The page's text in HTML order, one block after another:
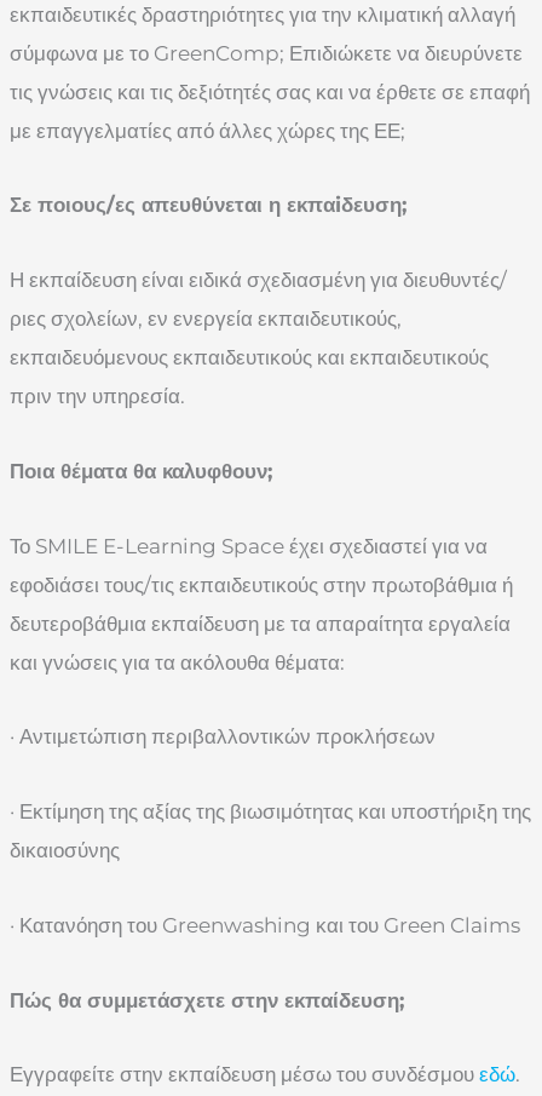
εκπαιδευτικές δραστηριότητες για την κλιματική αλλαγή
σύμφωνα με το GreenComp; Επιδιώκετε να διευρύνετε
τις γνώσεις και τις δεξιότητές σας και να έρθετε σε επαφή
με επαγγελματίες από άλλες χώρες της ΕΕ;
Σε ποιους/ες απευθύνεται η εκπαiδευση;
Η εκπαίδευση είναι ειδικά σχεδιασμένη για διευθυντές/
ριες σχολείων, εν ενεργεία εκπαιδευτικούς,
εκπαιδευόμενους εκπαιδευτικούς και εκπαιδευτικούς
πριν την υπηρεσία.
Ποια θέματα θα καλυφθουν;
Το SMILE E-Learning Space έχει σχεδιαστεί για να
εφοδιάσει τους/τις εκπαιδευτικούς στην πρωτοβάθμια ή
δευτεροβάθμια εκπαίδευση με τα απαραίτητα εργαλεία
και γνώσεις για τα ακόλουθα θέματα:
· Αντιμετώπιση περιβαλλοντικών προκλήσεων
· Εκτίμηση της αξίας της βιωσιμότητας και υποστήριξη της
δικαιοσύνης
· Κατανόηση του Greenwashing και του Green Claims
Πώς θα συμμετάσχετε στην εκπαίδευση;
Εγγραφείτε στην εκπαίδευση μέσω του συνδέσμου εδώ.